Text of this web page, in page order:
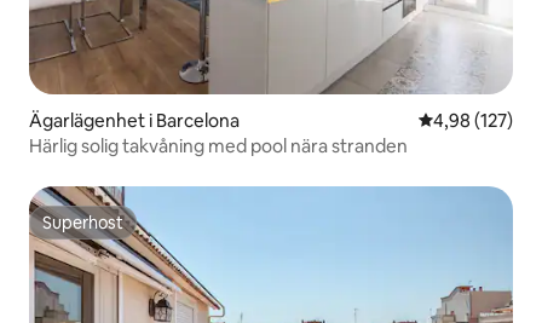
Ägarlägenhet i Barcelona 4,98 av 5 i
4,98 (127)
Härlig solig takvåning med pool nära stranden
Superhost
Superhost